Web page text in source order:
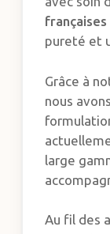
pureté et
Grâce à
nous
large
Au fil des